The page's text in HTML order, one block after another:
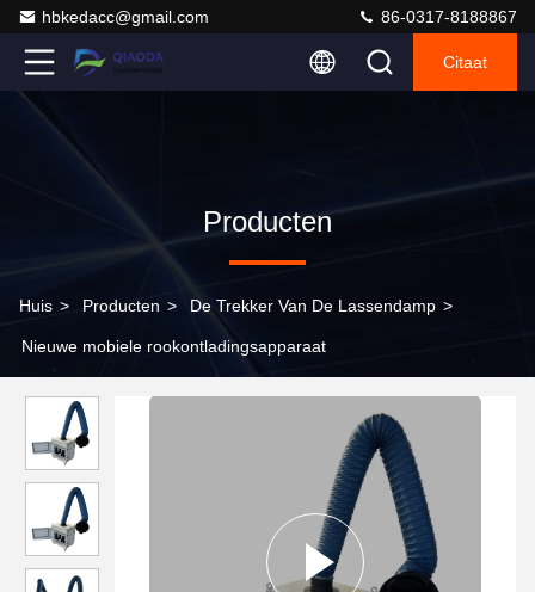
hbkedacc@gmail.com 86-0317-8188867
Citaat
Producten
Huis > Producten > De Trekker Van De Lassendamp >
Nieuwe mobiele rookontladingsapparaat